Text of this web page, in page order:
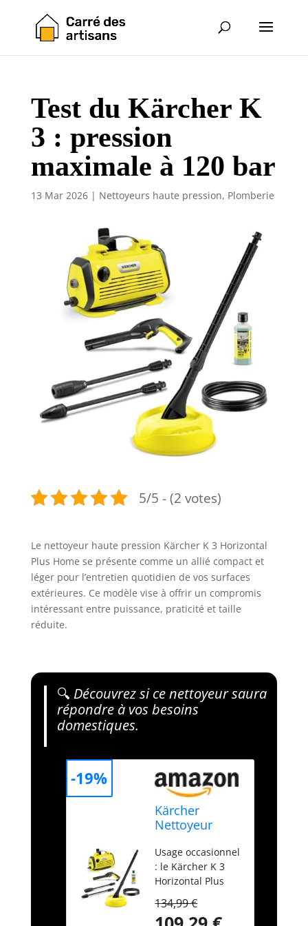
Test du Kärcher K
3 : pression
maximale à 120 bar
13 Mar 2026| Nettoyeurs haute pression, Plomberie
5/5 - (2 votes)
Le nettoyeur haute pression Kärcher K 3 Horizontal
Plus Home se présente comme un allié compact et
léger pour l’entretien quotidien de vos surfaces
extérieures. Ce modèle vise à offrir un compromis
intéressant entre puissance, praticité et taille
réduite.
🔍 Découvrez si ce nettoyeur saura
répondre à vos besoins
domestiques.
Kärcher
Nettoyeur
Pression K 3
Horizontal
Plus Home,
Pression :
Max. 120 Bar,
Usage occasionnel
: le Kärcher K 3
Horizontal Plus
avec une pression
134,99 €
-19%